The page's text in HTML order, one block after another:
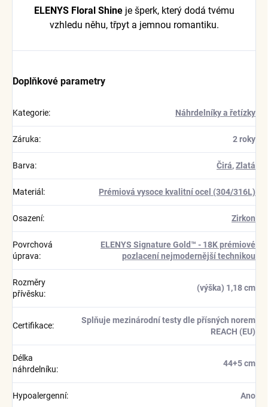
ELENYS Floral Shineje šperk, který dodá tvému
vzhledu něhu, třpyt a jemnou romantiku.
Doplňkové parametry
Kategorie: Náhrdelníky a řetízky
Záruka: 2 roky
Barva: Čirá,Zlatá
Materiál : Prémiová vysoce kvalitní ocel (304/316L)
Osazení: Zirkon
Povrchová
úprava:
ELENYS Signature Gold™ - 18K prémiové
pozlacení nejmodernější technikou
Rozměry
přívěsku:
(výška) 1,18 cm
Certifikace:
Splňuje mezinárodní testy dle přísných norem
REACH (EU)
Délka
náhrdelníku:
44+5 cm
Hypoalergenní: Ano